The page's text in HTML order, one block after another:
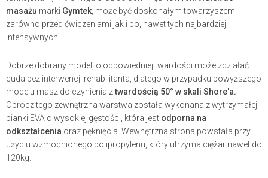
masażu marki Gymtek , może być doskonałym towarzyszem
zarówno przed ćwiczeniami jak i po, nawet tych najbardziej
intensywnych.
Dobrze dobrany model, o odpowiedniej twardości może zdziałać
cuda bez interwencji rehabilitanta, dlatego w przypadku powyższego
modelu masz do czynienia ztwardością 50° w skali Shore'a.
Oprócz tego zewnętrzna warstwa została wykonana z wytrzymałej
pianki EVA o wysokiej gęstości, która jest odporna na
odkształcenia oraz pęknięcia. Wewnętrzna strona powstała przy
użyciu wzmocnionego polipropylenu, który utrzyma ciężar nawet do
120kg.